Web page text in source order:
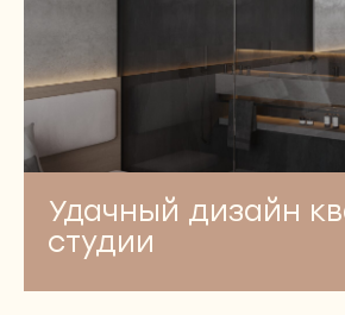
Удачный дизайн
студии